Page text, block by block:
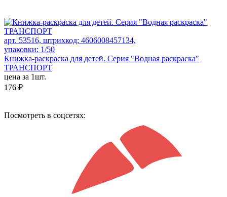
арт. 53516, штрихкод: 4606008457134,
упаковки: 1/50
Книжка-раскраска для детей. Серия "Водная раскраска"
ТРАНСПОРТ
цена за 1шт.
176 ₽
Посмотреть в соцсетях: